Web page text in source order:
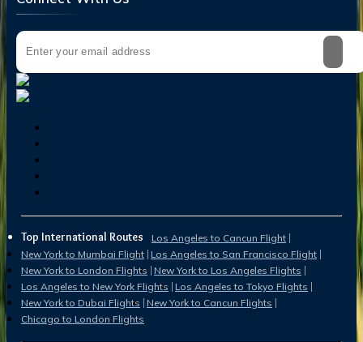
Top International Routes
Los Angeles to Cancun Flight
New York to Mumbai Flight Los Angeles to San Francisco Flight
New York to London Flights New York to Los Angeles Flights
Los Angeles to New York Flights Los Angeles to Tokyo Flights
New York to Dubai Flights New York to Cancun Flights
Chicago to London Flights